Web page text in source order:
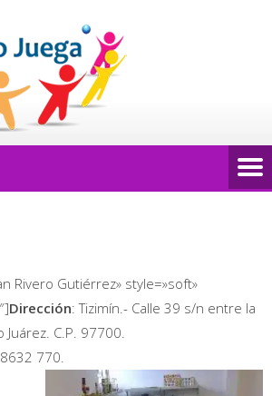
Rivero Gutiérrez» style=»soft»
Dirección: Tizimín.- Calle 39 s/n entre la
Juárez. C.P. 97700.
770.